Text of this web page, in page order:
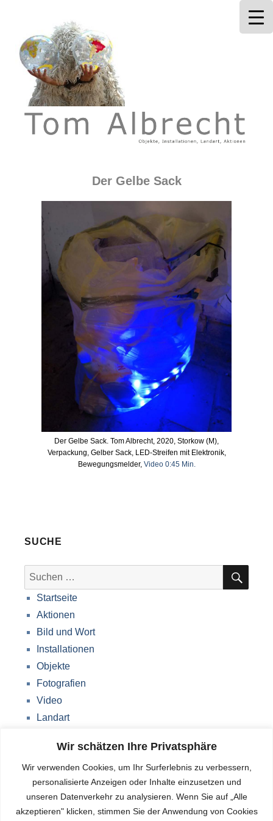
Wir schätzen Ihre Privatsphäre
Wir verwenden Cookies, um Ihr Surferlebnis zu verbessern,
personalisierte Anzeigen oder Inhalte einzusetzen und
unseren Datenverkehr zu analysieren. Wenn Sie auf „Alle
akzeptieren" klicken, stimmen Sie der Anwendung von Cookies
Tom Albrecht
Der Gelbe Sack
Der Gelbe Sack. Tom Albrecht, 2020, Storkow (M),
Verpackung, Gelber Sack, LED-Streifen mit Elektronik,
Bewegungsmelder, Video 0:45 Min.
SUCHE
Suche
nach:
Startseite
Aktionen
Bild und Wort
Installationen
Objekte
Fotografien
Video
Landart
Über mich
Impressum
Datenschutzerklärung
Blog